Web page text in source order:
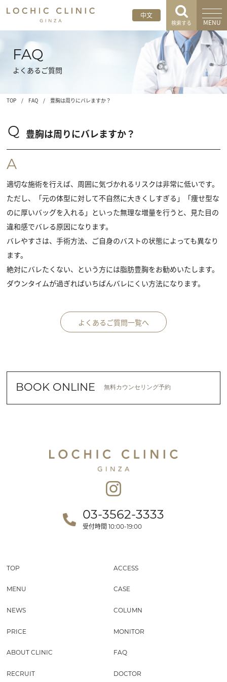
中文
検索する MENU
FAQ
よくあるご質問
TOP / FAQ / 豊胸は周りにバレますか？
Q 豊胸は周りにバレますか？
A
適切な施術を行えば、周囲に気づかれるリスクは非常に低いです。
ただし、「元の体型に対して不自然に大きくしすぎる」「痩せ型な
のに厚いバッグを入れる」といった無理な増量を行うと、見た目の
違和感でバレる原因になります。
バレやすさは、手術方法、ご自身のバストの状態によっても異なり
ます。
絶対にバレたくない、という方には脂肪豊胸をお勧めいたします。
ダウンタイムが過ぎればいちばんバレにくい方法になります。
よくあるご質問一覧へ
BOOK ONLINE 無料カウンセリング予約
03-3562-3333
受付時間 10:00-19:00
TOP ACCESS
MENU CASE
NEWS COLUMN
PRICE MONITOR
ABOUT CLINIC FAQ
RECRUIT DOCTOR